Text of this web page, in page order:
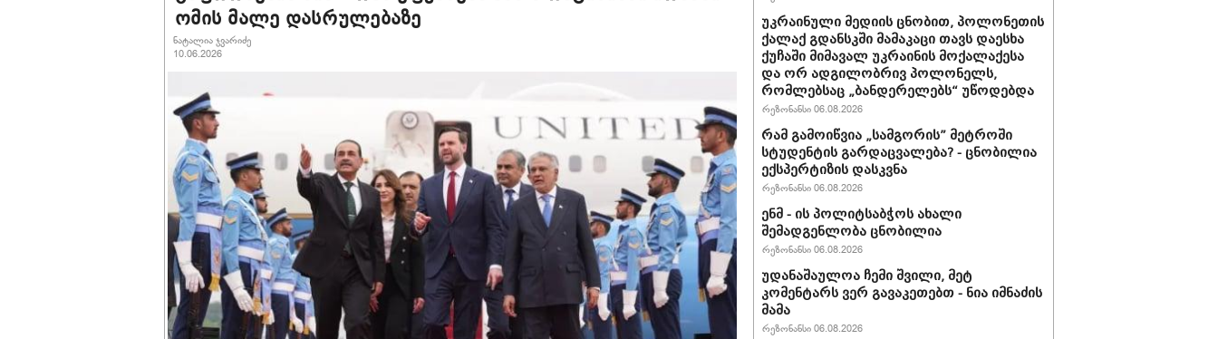
ომის მალე დასრულებაზე
ნატალია ჯვარიძე
10.06.2026
უკრაინული მედიის ცნობით, პოლონეთის
ქალაქ გდანსკში მამაკაცი თავს დაესხა
ქუჩაში მიმავალ უკრაინის მოქალაქესა
და ორ ადგილობრივ პოლონელს,
რომლებსაც „ბანდერელებს“ უწოდებდა
რეზონანსი 06.08.2026
რამ გამოიწვია „სამგორის” მეტროში
სტუდენტის გარდაცვალება? - ცნობილია
ექსპერტიზის დასკვნა
რეზონანსი 06.08.2026
ენმ - ის პოლიტსაბჭოს ახალი
შემადგენლობა ცნობილია
რეზონანსი 06.08.2026
უდანაშაულოა ჩემი შვილი, მეტ
კომენტარს ვერ გავაკეთებთ - ნია იმნაძის
მამა
რეზონანსი 06.08.2026